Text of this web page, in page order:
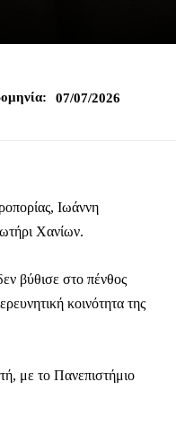
07/07/2026
Ιωάννη
Χανίων.
βύθισε στο πένθος
κοινότητα της
με το Πανεπιστήμιο